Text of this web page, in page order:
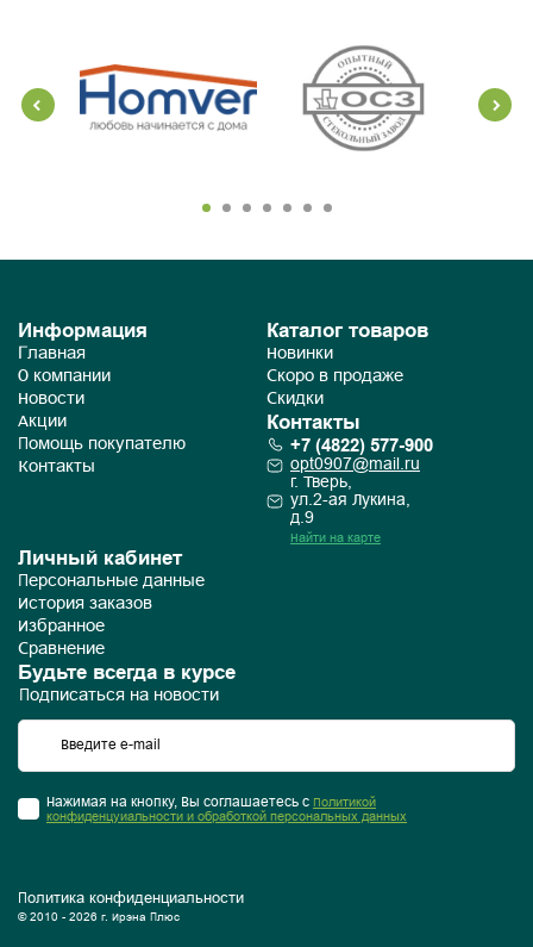
Информация
Главная
О компании
Новости
Акции
Помощь покупателю
Контакты
Каталог товаров
Новинки
Скоро в продаже
Скидки
Контакты
+7 (4822) 577-900
opt0907@mail.ru
г. Тверь,
ул.2-ая Лукина,
д.9
Найти на карте
Личный кабинет
Персональные данные
История заказов
Избранное
Сравнение
Будьте всегда в курсе
Подписаться на новости
Нажимая на кнопку, Вы соглашаетесь с Политикой
конфиденцуиальности и обработкой персональных данных
Политика конфиденциальности
© 2010 - 2026 г. Ирэна Плюс